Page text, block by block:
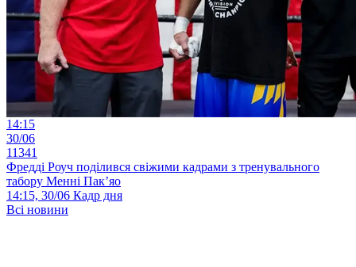
14:15
30/06
11341
Фредді Роуч поділився свіжими кадрами з тренувального
табору Менні Пак’яо
14:15, 30/06 Кадр дня
Всі новини